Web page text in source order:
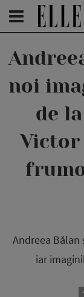
noi
de
Victor
Andreea Bălan
iar